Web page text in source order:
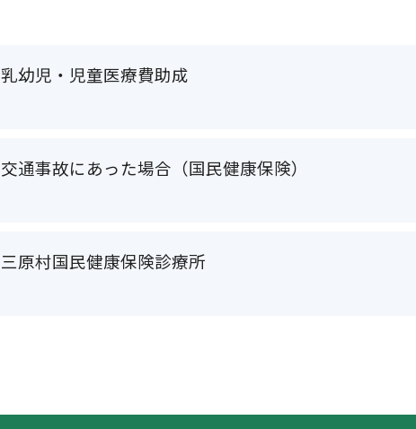
乳幼児・児童医療費助成
交通事故にあった場合（国民健康保険）
三原村国民健康保険診療所